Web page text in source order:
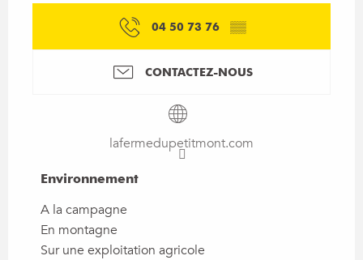
04 50 73 76 ▒▒
CONTACTEZ-NOUS
lafermedupetitmont.com
Environnement
Environnement
A la campagne
En montagne
Sur une exploitation agricole